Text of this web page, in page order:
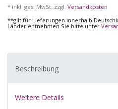
* inkl. ges. MwSt. zzgl. Versandkosten
**gilt für Lieferungen innerhalb
Länder entnehmen Sie bitte unter
Beschreibung
Weitere Details